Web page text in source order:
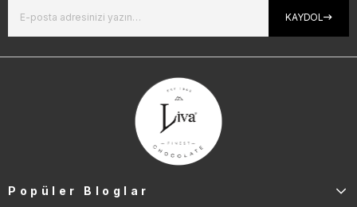
KAYDOL
Popüler Bloglar